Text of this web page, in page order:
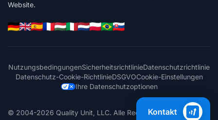
Website.
NutzungsbedingungenSicherheitsrichtlinieDatenschutzrichtlinie
Datenschutz-Cookie-RichtlinieDSGVOCookie-Einstellungen
Ihre Datenschutzoptionen
© 2004-2026 Quality Unit, LLC. Alle Rechte vorbehalten.
Kontakt